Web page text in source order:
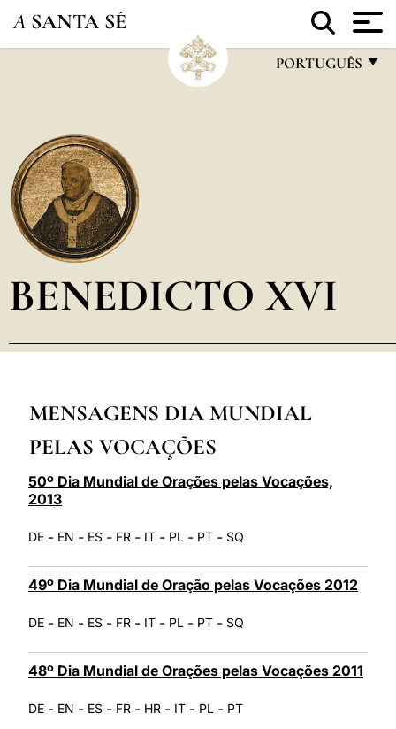
A SANTA SÉ
PORTUGUÊS
POLSKI
العربيّة
LATINE
BENEDICTO XVI
MENSAGENS DIA MUNDIAL
PELAS VOCAÇÕES
50º Dia Mundial de Orações pelas Vocações,
2013
DE - EN - ES - FR - IT - PL - PT - SQ
49º Dia Mundial de Oração pelas Vocações 2012
DE - EN - ES - FR - IT - PL - PT - SQ
48º Dia Mundial de Orações pelas Vocações 2011
DE - EN - ES - FR - HR - IT - PL - PT